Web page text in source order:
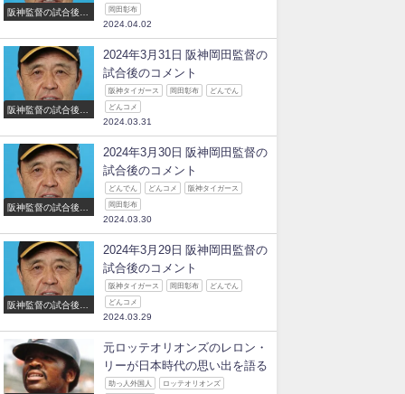
阪神監督の試合後の
岡田彰布
2024.04.02
阪神監督の試合後の
2024年3月31日 阪神岡田監督の
試合後のコメント
阪神タイガース 岡田彰布 どんでん
どんコメ
2024.03.31
阪神監督の試合後の
2024年3月30日 阪神岡田監督の
試合後のコメント
どんでん どんコメ 阪神タイガース
岡田彰布
2024.03.30
阪神監督の試合後の
2024年3月29日 阪神岡田監督の
試合後のコメント
阪神タイガース 岡田彰布 どんでん
どんコメ
2024.03.29
元ロッテオリオンズのレロン・
リーが日本時代の思い出を語る
助っ人外国人 ロッテオリオンズ